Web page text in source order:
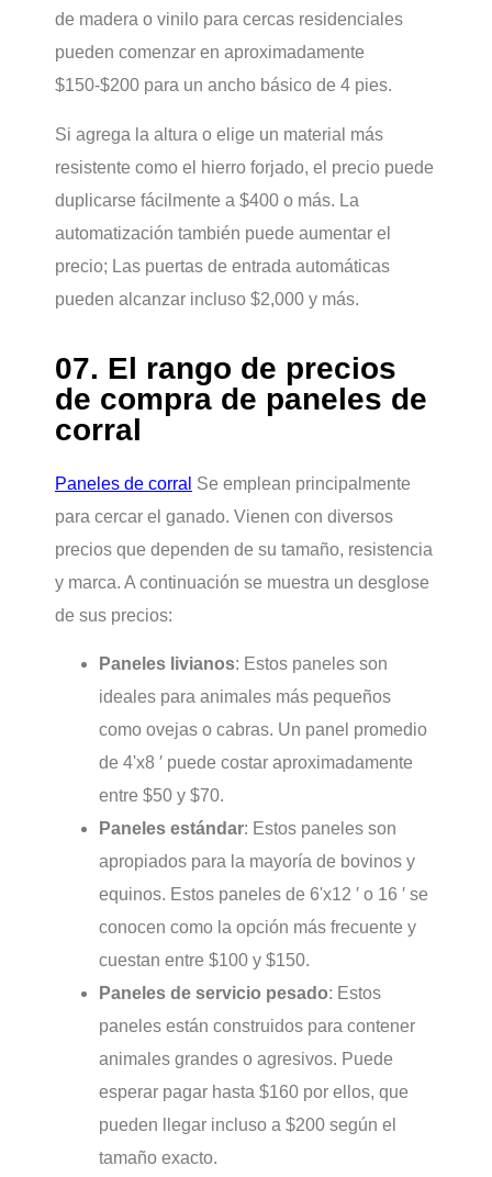
de madera o vinilo para cercas residenciales
pueden comenzar en aproximadamente
$150-$200 para un ancho básico de 4 pies.
Si agrega la altura o elige un material más
resistente como el hierro forjado, el precio puede
duplicarse fácilmente a $400 o más. La
automatización también puede aumentar el
precio; Las puertas de entrada automáticas
pueden alcanzar incluso $2,000 y más.
07. El rango de precios
de compra de paneles de
corral
Paneles de corral Se emplean principalmente
para cercar el ganado. Vienen con diversos
precios que dependen de su tamaño, resistencia
y marca. A continuación se muestra un desglose
de sus precios:
Paneles livianos: Estos paneles son
ideales para animales más pequeños
como ovejas o cabras. Un panel promedio
de 4'x8 ′ puede costar aproximadamente
entre $50 y $70.
Paneles estándar: Estos paneles son
apropiados para la mayoría de bovinos y
equinos. Estos paneles de 6'x12 ′ o 16 ′ se
conocen como la opción más frecuente y
cuestan entre $100 y $150.
Paneles de servicio pesado: Estos
paneles están construidos para contener
animales grandes o agresivos. Puede
esperar pagar hasta $160 por ellos, que
pueden llegar incluso a $200 según el
tamaño exacto.